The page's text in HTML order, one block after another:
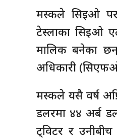
मस्कले सिइओ
टेस्लाका सिइओ
मालिक बनेका छन्
अधिकारी
मस्कले यसै वर्ष
डलरमा ४४ अर्ब
ट्विटर र